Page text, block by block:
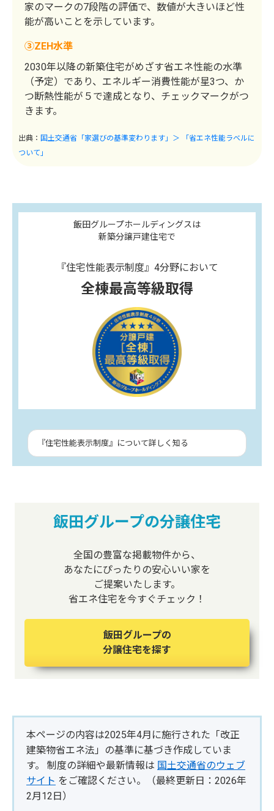
家のマークの7段階の評価で、数値が大きいほど性
能が高いことを示しています。
③ZEH水準
2030年以降の新築住宅がめざす省エネ性能の水準
（予定）であり、エネルギー消費性能が星3つ、か
つ断熱性能が５で達成となり、チェックマークがつ
きます。
出典： 国土交通省「家選びの基準変わります」＞ 「省エネ性能ラベルに
ついて」
飯田グループホールディングスは
新築分譲戸建住宅で
『住宅性能表示制度』4分野において
全棟最高等級取得
『住宅性能表示制度』について詳しく知る
飯田グループの分譲住宅
全国の豊富な掲載物件から、
あなたにぴったりの安心いい家を
ご提案いたします。
省エネ住宅を今すぐチェック！
飯田グループの
分譲住宅を探す
本ページの内容は2025年4月に施行された「改正
建築物省エネ法」の基準に基づき作成していま
す。 制度の詳細や最新情報は 国土交通省のウェブ
サイト をご確認ください。（最終更新日：2026年
2月12日）